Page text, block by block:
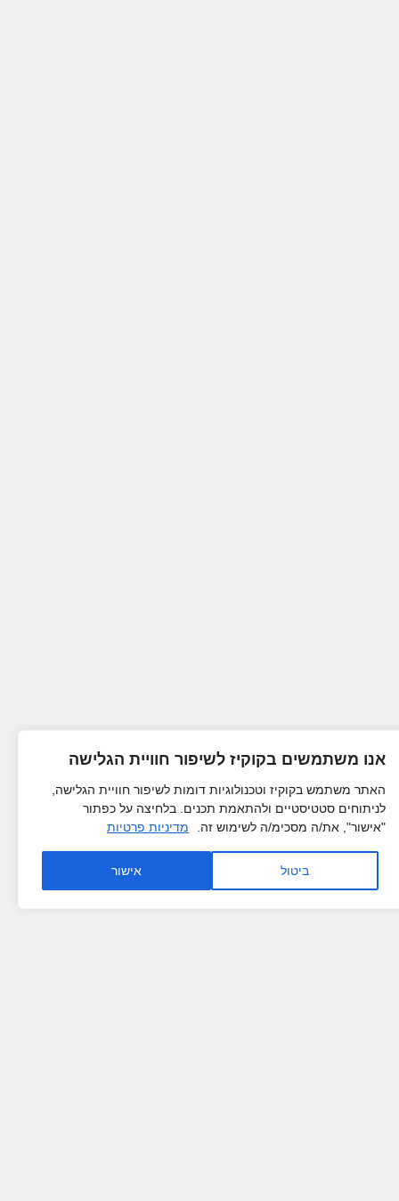
אנו משתמשים בקוקיז לשיפור חוויית הגלישה
האתר משתמש בקוקיז וטכנולוגיות דומות לשיפור חוויית הגלישה,
לניתוחים סטטיסטיים ולהתאמת תכנים. בלחיצה על כפתור
"אישור", את/ה מסכימ/ה לשימוש זה.
מדיניות פרטיות
ביטול אישור